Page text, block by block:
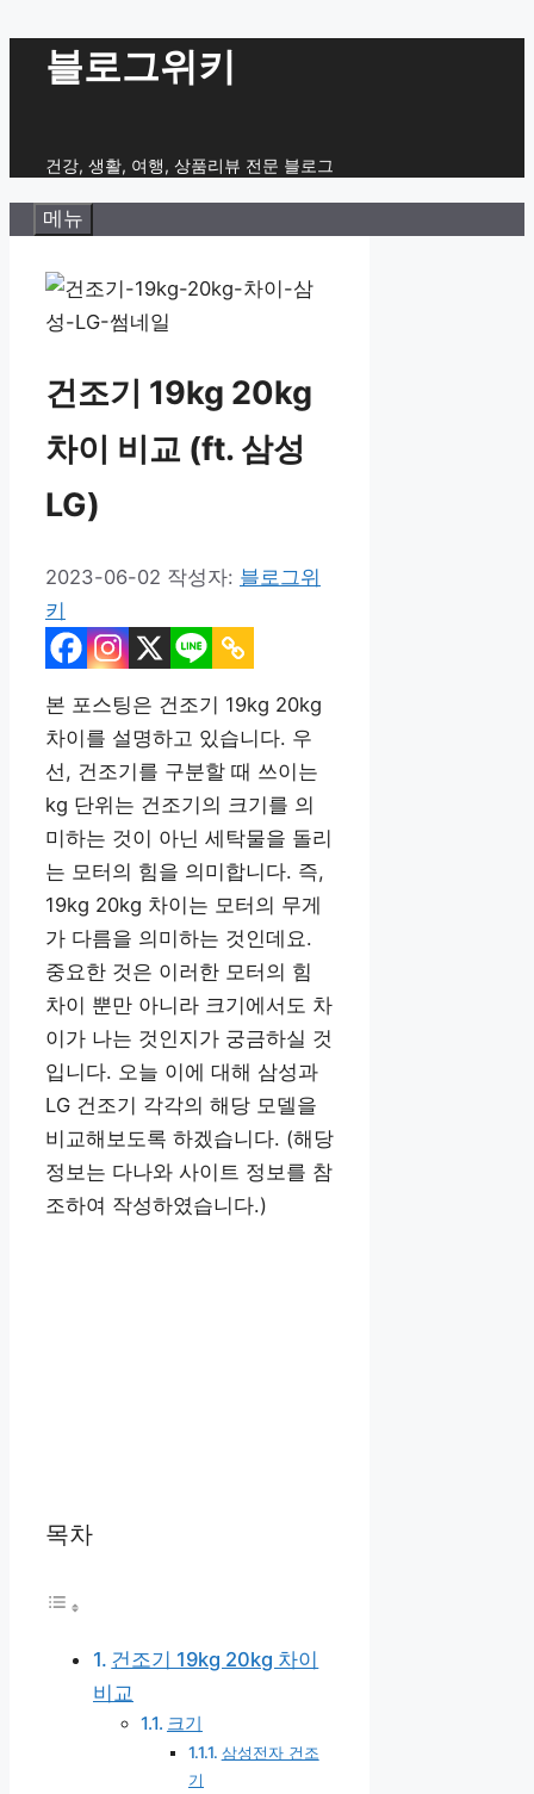
블로그위키
건강, 생활, 여행, 상품리뷰 전문 블로그
메뉴
건조기 19kg 20kg
차이 비교 (ft. 삼성
LG)
2023-06-02 작성자: 블로그위
키
본 포스팅은 건조기 19kg 20kg
차이를 설명하고 있습니다. 우
선, 건조기를 구분할 때 쓰이는
kg 단위는 건조기의 크기를 의
미하는 것이 아닌 세탁물을 돌리
는 모터의 힘을 의미합니다. 즉,
19kg 20kg 차이는 모터의 무게
가 다름을 의미하는 것인데요.
중요한 것은 이러한 모터의 힘
차이 뿐만 아니라 크기에서도 차
이가 나는 것인지가 궁금하실 것
입니다. 오늘 이에 대해 삼성과
LG 건조기 각각의 해당 모델을
비교해보도록 하겠습니다. (해당
정보는 다나와 사이트 정보를 참
조하여 작성하였습니다.)
목차
건조기 19kg 20kg 차이
비교
크기
삼성전자 건조
기